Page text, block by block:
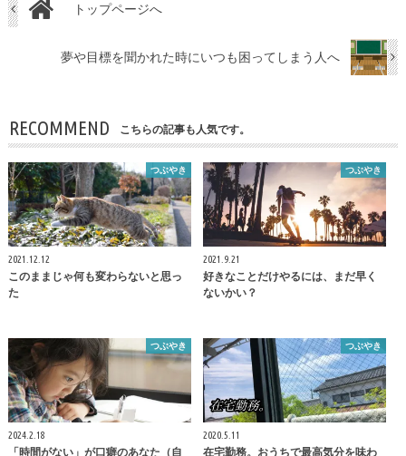
トップページへ
夢や目標を聞かれた時にいつも困ってしまう人へ
RECOMMEND こちらの記事も人気です。
つぶやき
2021.12.12
このままじゃ何も変わらないと思っ
た
つぶやき
2021.9.21
好きなことだけやるには、まだ早く
ないかい？
つぶやき
2024.2.18
「時間がない」が口癖のあなた（自
つぶやき
2020.5.11
在宅勤務。おうちで最高気分を味わ